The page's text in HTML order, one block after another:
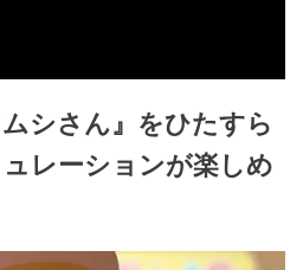
シさん』をひたすら
レーションが楽しめ